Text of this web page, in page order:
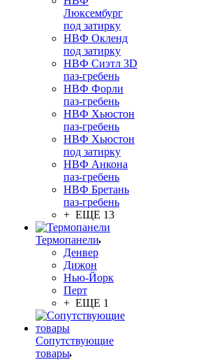
Люксембург
под затирку
НВФ Окленд
под затирку
НВФ Сиэтл 3D
паз-гребень
НВФ Форли
паз-гребень
НВФ Хьюстон
паз-гребень
НВФ Хьюстон
под затирку
НВФ Анкона
паз-гребень
НВФ Бретань
паз-гребень
+ ЕЩЕ 13
Термопанели
Денвер
Дижон
Нью-Йорк
Перт
+ ЕЩЕ 1
Сопутствующие
товары